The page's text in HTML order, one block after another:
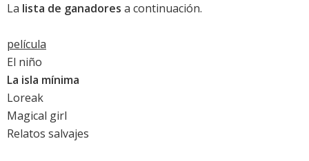
La lista de ganadores a continuación.
película
El niño
La isla mínima
Loreak
Magical girl
Relatos salvajes